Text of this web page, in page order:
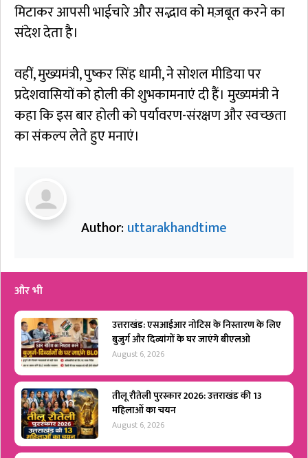
मिटाकर आपसी भाईचारे और सद्भाव को मज़बूत करने का
संदेश देता है।
वहीं, मुख्यमंत्री, पुष्कर सिंह धामी, ने सोशल मीडिया पर
प्रदेशवासियों को होली की शुभकामनाएं दी हैं। मुख्यमंत्री ने
कहा कि इस बार होली को पर्यावरण-संरक्षण और स्वच्छता
का संकल्प लेते हुए मनाएं।
Author:uttarakhandtime
और भी
उत्तराखंड: एसआईआर नोटिस के निस्तारण के लिए
बुजुर्ग और दिव्यांगों के घर जाएंगे बीएलओ
August 6, 2026
तीलू रौतेली पुरस्कार 2026: उत्तराखंड की 13
महिलाओं का चयन
August 6, 2026